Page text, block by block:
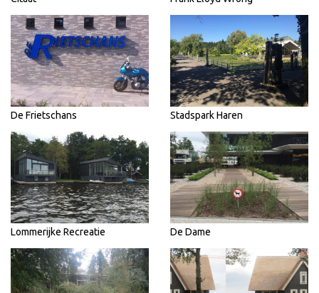
De Frietschans Stadspark Haren
Lommerijke Recreatie De Dame